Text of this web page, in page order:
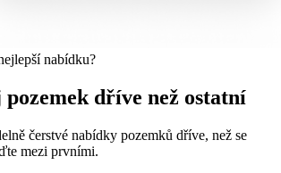
nabídku?
dříve než ostatní
čerstvé nabídky pozemků dříve, než se
mezi prvními.